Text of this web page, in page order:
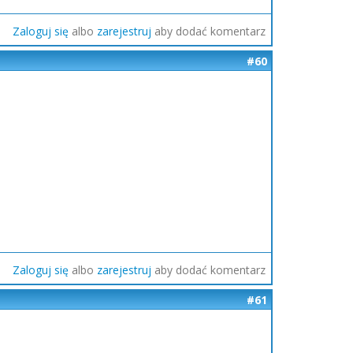
Zaloguj się albo zarejestruj aby dodać komentarz
#60
Zaloguj się albo zarejestruj aby dodać komentarz
#61